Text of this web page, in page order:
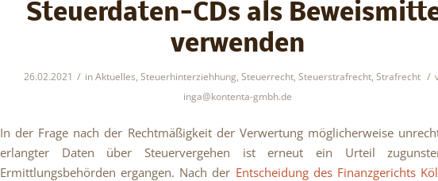
Steuerdaten-CDs als
verwenden
26.02.2021 / inAktuelles, Steuerhinterziehhung, Steuerrecht, Steuerstrafrecht, Strafrecht /
inga@kontenta-gmbh.de
In der Frage nach der Rechtmäßigkeit der Verwertung möglicherweise
erlangter Daten über Steuervergehen ist erneut ein Urteil
Ermittlungsbehörden ergangen. Nach der Entscheidung des Finanzgerichts